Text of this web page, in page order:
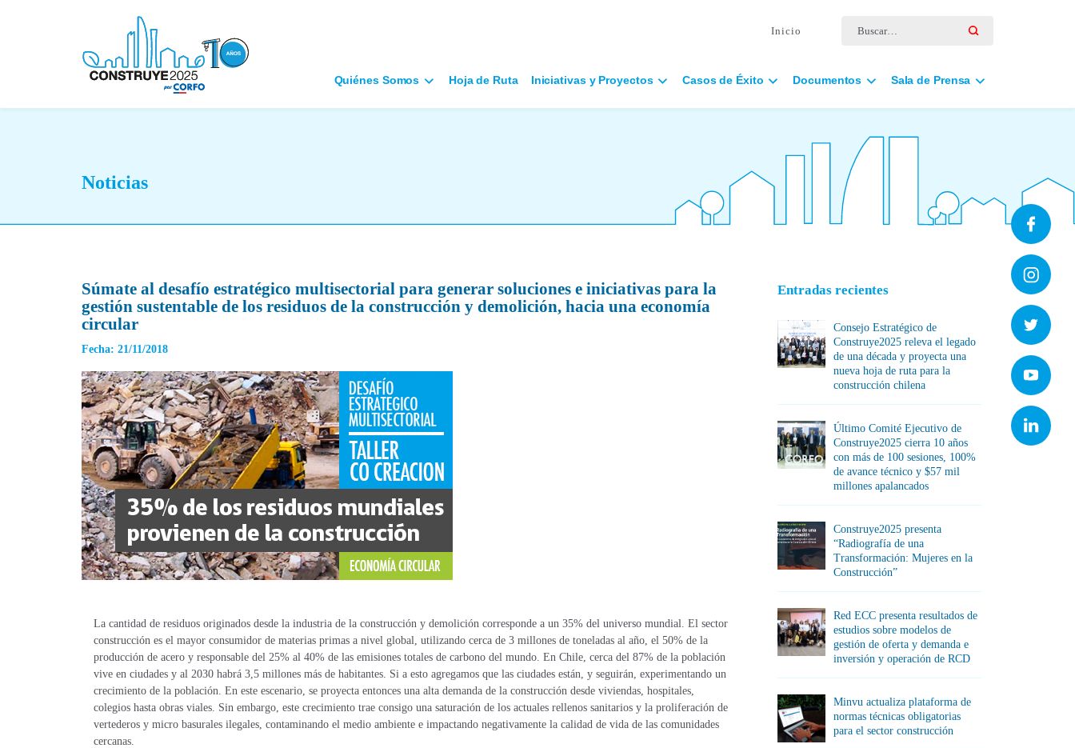
Buscar por:
Inicio
Quiénes Somos Hoja de Ruta Iniciativas y Proyectos Casos de Éxito Documentos Sala de Prensa
Noticias
Súmate al desafío estratégico multisectorial para generar soluciones e iniciativas para la
gestión sustentable de los residuos de la construcción y demolición, hacia una economía
circular
Fecha: 21/11/2018
La cantidad de residuos originados desde la industria de la construcción y demolición corresponde a un 35% del universo mundial. El sector
construcción es el mayor consumidor de materias primas a nivel global, utilizando cerca de 3 millones de toneladas al año, el 50% de la
producción de acero y responsable del 25% al 40% de las emisiones totales de carbono del mundo. En Chile, cerca del 87% de la población
vive en ciudades y al 2030 habrá 3,5 millones más de habitantes. Si a esto agregamos que las ciudades están, y seguirán, experimentando un
crecimiento de la población. En este escenario, se proyecta entonces una alta demanda de la construcción desde viviendas, hospitales,
colegios hasta obras viales. Sin embargo, este crecimiento trae consigo una saturación de los actuales rellenos sanitarios y la proliferación de
vertederos y micro basurales ilegales, contaminando el medio ambiente e impactando negativamente la calidad de vida de las comunidades
cercanas.
Entradas recientes
Consejo Estratégico de
Construye2025 releva el legado
de una década y proyecta una
nueva hoja de ruta para la
construcción chilena
Último Comité Ejecutivo de
Construye2025 cierra 10 años
con más de 100 sesiones, 100%
de avance técnico y $57 mil
millones apalancados
Construye2025 presenta
“Radiografía de una
Transformación: Mujeres en la
Construcción”
Red ECC presenta resultados de
estudios sobre modelos de
gestión de oferta y demanda e
inversión y operación de RCD
Minvu actualiza plataforma de
normas técnicas obligatorias
para el sector construcción